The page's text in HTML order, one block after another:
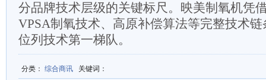
分品牌技术层级的关键标尺。映美制氧机凭
VPSA制氧技术、高原补偿算法等完整技术
位列技术第一梯队。
分类 ： 综合商讯 关键词 ：